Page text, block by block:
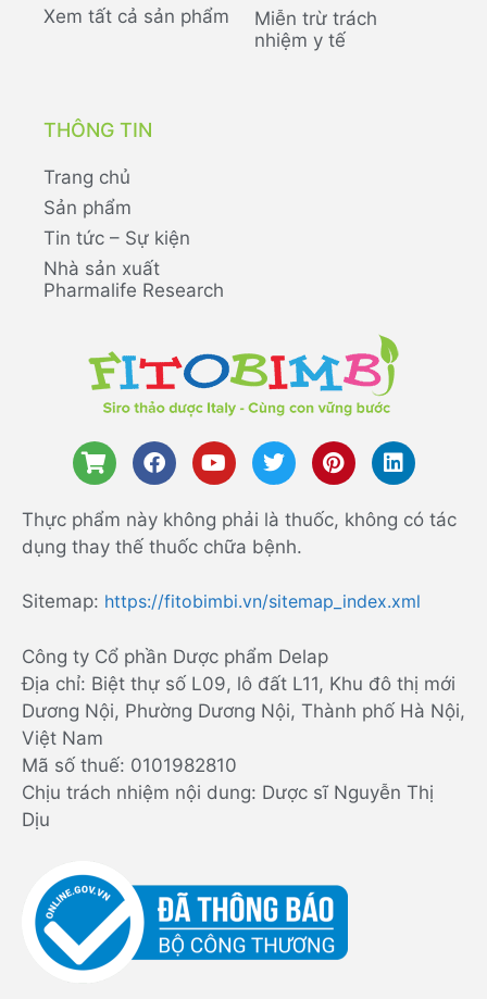
Xem tất cả sản phẩm
Miễn trừ trách
nhiệm y tế
THÔNG TIN
Trang chủ
Sản phẩm
Tin tức – Sự kiện
Nhà sản xuất
Pharmalife Research
Thực phẩm này không phải là thuốc, không có tác
dụng thay thế thuốc chữa bệnh.
Sitemap: https://fitobimbi.vn/sitemap_index.xml
Công ty Cổ phần Dược phẩm Delap
Địa chỉ: Biệt thự số L09, lô đất L11, Khu đô thị mới
Dương Nội, Phường Dương Nội, Thành phố Hà Nội,
Việt Nam
Mã số thuế: 0101982810
Chịu trách nhiệm nội dung: Dược sĩ Nguyễn Thị
Dịu